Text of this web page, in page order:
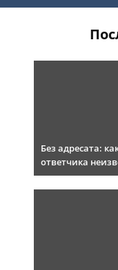
Без адресата:
ответчика